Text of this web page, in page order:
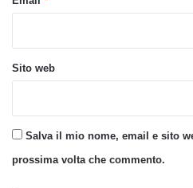
Sito web
Salva il mio nome, email e sito
prossima volta che commento.